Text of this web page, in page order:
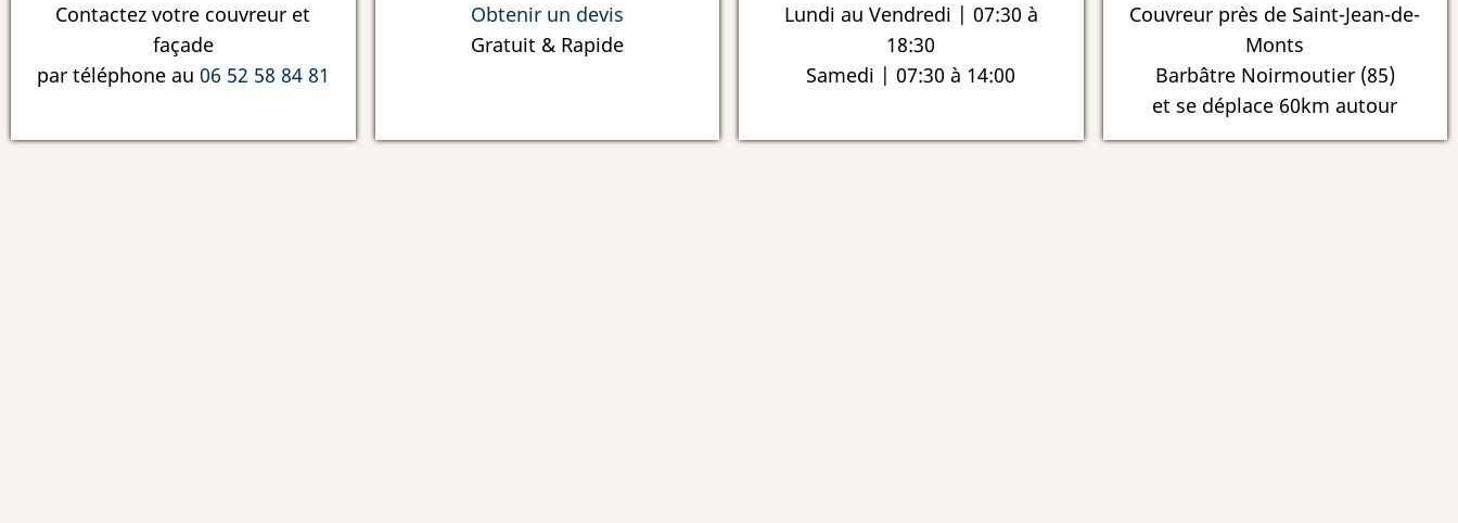
Contactez votre couvreur et
façade
par téléphone au 06 52 58 84 81
Obtenir un devis
Gratuit & Rapide
Lundi au Vendredi | 07:30 à
18:30
Samedi | 07:30 à 14:00
Couvreur près de Saint-Jean-de-
Monts
Barbâtre Noirmoutier (85)
et se déplace 60km autour